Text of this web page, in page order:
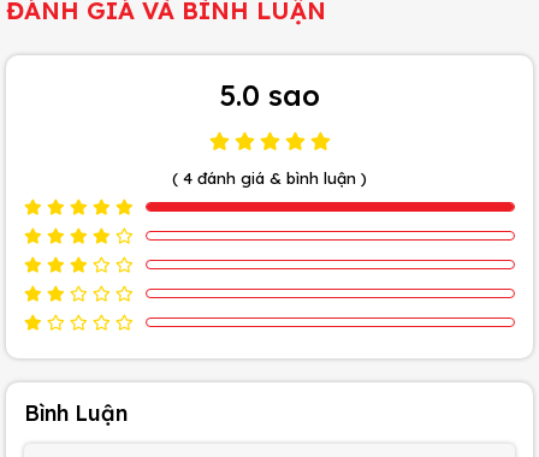
ĐÁNH GIÁ VÀ BÌNH LUẬN
5.0 sao
( 4 đánh giá & bình luận )
Bình Luận